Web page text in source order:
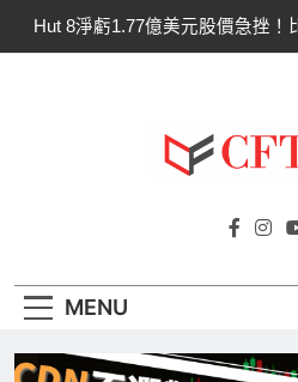
Hut 8淨虧1.77億美元股價急挫！
CLARITY法案60票門檻仍差關
參議員聯合聲明：現
Hut 8淨虧1.77億美元股價急挫！
Strategy再賣比特幣！Saylor澄
AI（ChatGPT
MENU